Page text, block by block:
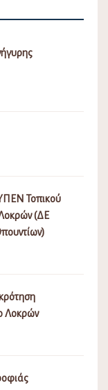
Τοπικού
(ΔΕ
Λοκρών